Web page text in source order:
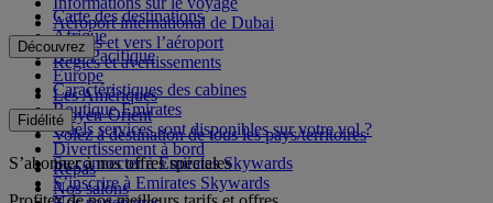
Aéroport international de Dubai
Depuis et vers l’aéroport
Règles et avertissements
Carte des destinations
Afrique
Asie-Pacifique
Europe
Les Amériques
Moyen-Orient
Volez à destination de tous les pays/territoires
Découvrez
Caractéristiques des cabines
Boutique Emirates
Quels services sont disponibles sur votre vol ?
Divertissement à bord
Repas
Nos salons
Fidélité
Se connecter à Emirates Skywards
S’inscrire à Emirates Skywards
S’abonner à nos offres spéciales